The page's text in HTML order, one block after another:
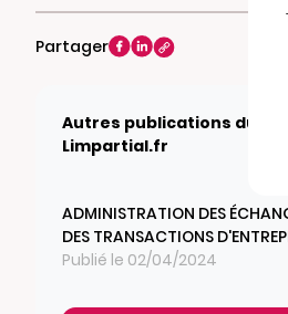
Partager
Autres publications du
Limpartial.fr
ADMINISTRATION DES
DES TRANSACTIONS
Publié le 02/04/2024